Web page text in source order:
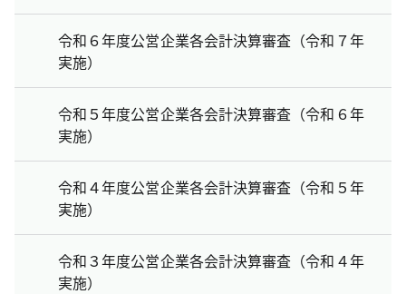
令和６年度公営企業各会計決算審査（令和７年
実施）
令和５年度公営企業各会計決算審査（令和６年
実施）
令和４年度公営企業各会計決算審査（令和５年
実施）
令和３年度公営企業各会計決算審査（令和４年
実施）